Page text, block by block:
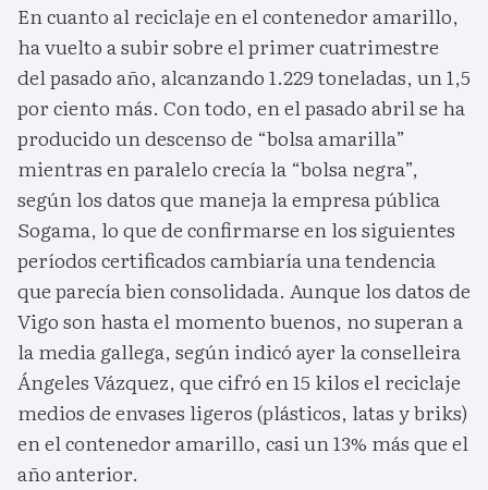
En cuanto al reciclaje en el contenedor amarillo,
ha vuelto a subir sobre el primer cuatrimestre
del pasado año, alcanzando 1.229 toneladas, un 1,5
por ciento más. Con todo, en el pasado abril se ha
producido un descenso de “bolsa amarilla”
mientras en paralelo crecía la “bolsa negra”,
según los datos que maneja la empresa pública
Sogama, lo que de confirmarse en los siguientes
períodos certificados cambiaría una tendencia
que parecía bien consolidada. Aunque los datos de
Vigo son hasta el momento buenos, no superan a
la media gallega, según indicó ayer la conselleira
Ángeles Vázquez, que cifró en 15 kilos el reciclaje
medios de envases ligeros (plásticos, latas y briks)
en el contenedor amarillo, casi un 13% más que el
año anterior.